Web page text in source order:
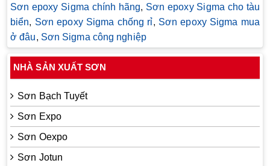
Sơn epoxy Sigma chính hãng, Sơn epoxy Sigma cho tàu
biển, Sơn epoxy Sigma chống rỉ, Sơn epoxy Sigma mua
ở đâu, Sơn Sigma công nghiệp
NHÀ SẢN XUẤT SƠN
Sơn Bạch Tuyết
Sơn Expo
Sơn Oexpo
Sơn Jotun